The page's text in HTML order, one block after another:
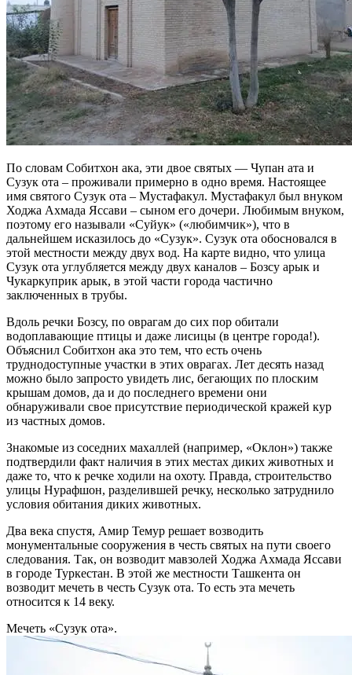
По словам Собитхон ака, эти двое святых — Чупан ата и
Сузук ота – проживали примерно в одно время. Настоящее
имя святого Сузук ота – Мустафакул. Мустафакул был внуком
Ходжа Ахмада Яссави – сыном его дочери. Любимым внуком,
поэтому его называли «Суйук» («любимчик»), что в
дальнейшем исказилось до «Сузук». Сузук ота обосновался в
этой местности между двух вод. На карте видно, что улица
Сузук ота углубляется между двух каналов – Бозсу арык и
Чукаркуприк арык, в этой части города частично
заключенных в трубы.
Вдоль речки Бозсу, по оврагам до сих пор обитали
водоплавающие птицы и даже лисицы (в центре города!).
Объяснил Собитхон ака это тем, что есть очень
труднодоступные участки в этих оврагах. Лет десять назад
можно было запросто увидеть лис, бегающих по плоским
крышам домов, да и до последнего времени они
обнаруживали свое присутствие периодической кражей кур
из частных домов.
Знакомые из соседних махаллей (например, «Оклон») также
подтвердили факт наличия в этих местах диких животных и
даже то, что к речке ходили на охоту. Правда, строительство
улицы Нурафшон, разделившей речку, несколько затруднило
условия обитания диких животных.
Два века спустя, Амир Темур решает возводить
монументальные сооружения в честь святых на пути своего
следования. Так, он возводит мавзолей Ходжа Ахмада Яссави
в городе Туркестан. В этой же местности Ташкента он
возводит мечеть в честь Сузук ота. То есть эта мечеть
относится к 14 веку.
Мечеть «Сузук ота».